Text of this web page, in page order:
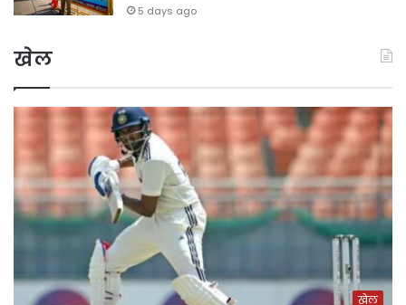
5 days ago
खेल
खेल